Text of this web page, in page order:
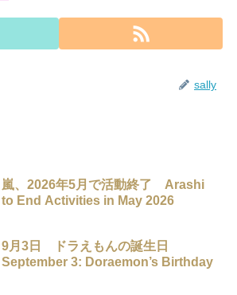
sally
嵐、2026年5月で活動終了 Arashi
to End Activities in May 2026
9月3日 ドラえもんの誕生日
September 3: Doraemon’s Birthday